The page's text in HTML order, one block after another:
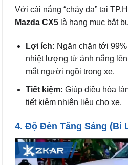
Với cái nắng “cháy da” tại
Mazda CX5 là hạng mục bắt
Lợi ích: Ngăn chặn tới
nhiệt lượng từ ánh nắng
mắt người ngồi trong xe.
Tiết kiệm: Giúp điều hòa
tiết kiệm nhiên liệu cho xe.
4. Độ Đèn Tăng Sáng (Bi